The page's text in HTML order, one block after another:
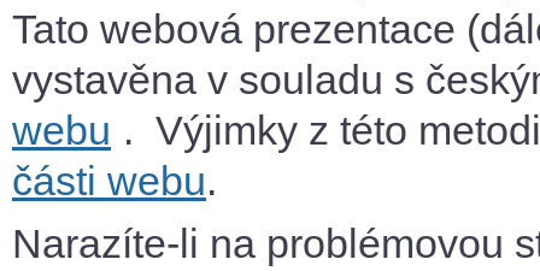
Tato webová prezentace
vystavěna v souladu s
webu . Výjimky z této
části webu.
Narazíte-li na problémovou